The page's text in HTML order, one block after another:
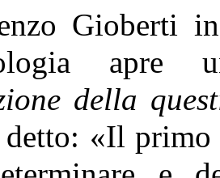
Gioberti
apre
della
«Il primo